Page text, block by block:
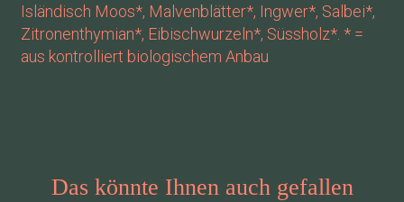
Isländisch Moos*, Malvenblätter*, Ingwer*, Salbei*,
Zitronenthymian*, Eibischwurzeln*, Süssholz*. * =
aus kontrolliert biologischem Anbau
Das könnte Ihnen auch gefallen